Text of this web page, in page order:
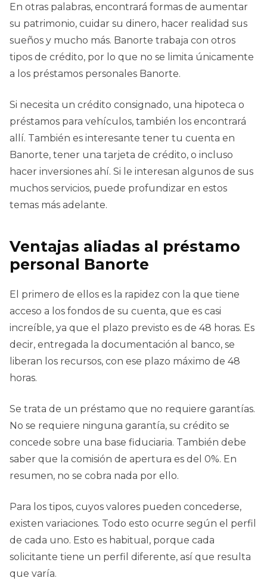
En otras palabras, encontrará formas de aumentar
su patrimonio, cuidar su dinero, hacer realidad sus
sueños y mucho más. Banorte trabaja con otros
tipos de crédito, por lo que no se limita únicamente
a los préstamos personales Banorte.
Si necesita un crédito consignado, una hipoteca o
préstamos para vehículos, también los encontrará
allí. También es interesante tener tu cuenta en
Banorte, tener una tarjeta de crédito, o incluso
hacer inversiones ahí. Si le interesan algunos de sus
muchos servicios, puede profundizar en estos
temas más adelante.
Ventajas aliadas al préstamo
personal Banorte
El primero de ellos es la rapidez con la que tiene
acceso a los fondos de su cuenta, que es casi
increíble, ya que el plazo previsto es de 48 horas. Es
decir, entregada la documentación al banco, se
liberan los recursos, con ese plazo máximo de 48
horas.
Se trata de un préstamo que no requiere garantías.
No se requiere ninguna garantía, su crédito se
concede sobre una base fiduciaria. También debe
saber que la comisión de apertura es del 0%. En
resumen, no se cobra nada por ello.
Para los tipos, cuyos valores pueden concederse,
existen variaciones. Todo esto ocurre según el perfil
de cada uno. Esto es habitual, porque cada
solicitante tiene un perfil diferente, así que resulta
que varía.